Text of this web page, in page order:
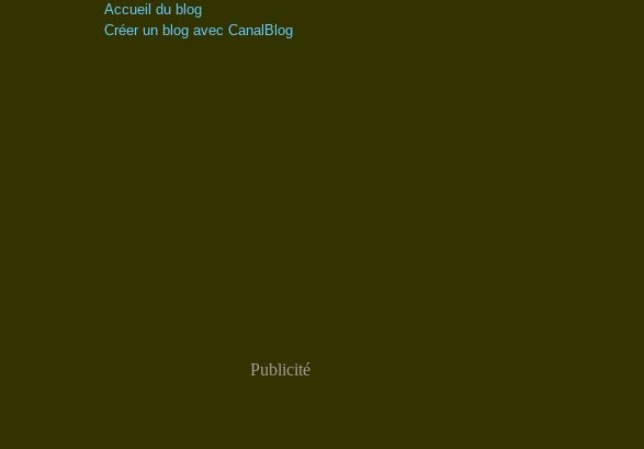
Accueil du blog
Créer un blog avec CanalBlog
Publicité